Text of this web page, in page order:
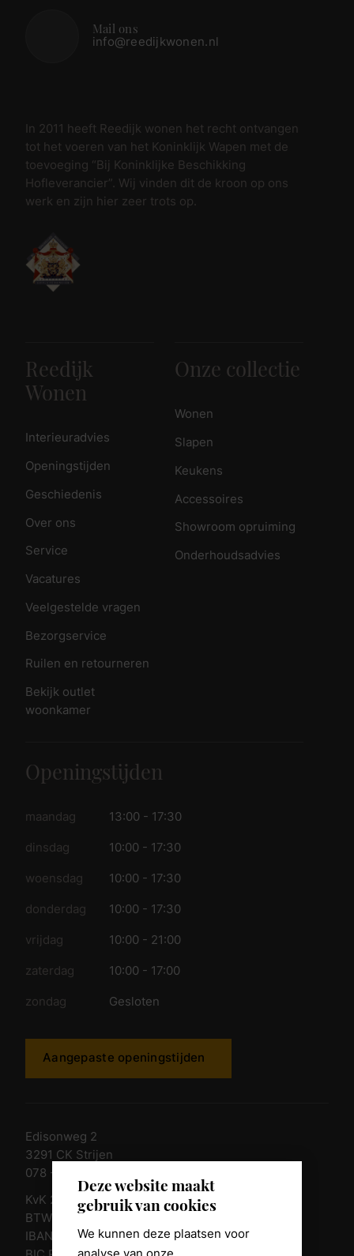
Deze website maakt
gebruik van cookies
We kunnen deze plaatsen voor
Mail ons
info@reedijkwonen.nl
In 2011 heeft Reedijk wonen het recht ontvangen
tot het voeren van het Koninklijk Wapen met de
toevoeging “Bij Koninklijke Beschikking
Hofleverancier”. Wij vinden dit de kroon op ons
werk en zijn hier zeer trots op.
Reedijk
Wonen
Interieuradvies
Openingstijden
Geschiedenis
Over ons
Service
Vacatures
Veelgestelde vragen
Bezorgservice
Ruilen en retourneren
Bekijk outlet
woonkamer
Onze collectie
Wonen
Slapen
Keukens
Accessoires
Showroom opruiming
Onderhoudsadvies
Openingstijden
maandag 13:00 - 17:30
dinsdag 10:00 - 17:30
woensdag 10:00 - 17:30
donderdag 10:00 - 17:30
vrijdag 10:00 - 21:00
zaterdag 10:00 - 17:00
zondag Gesloten
Aangepaste openingstijden
Edisonweg 2
3291 CK Strijen
078 - 674 84 85
KvK 23011135
BTW nr. NL 805098938.B.01
IBAN NL10 RABO 0361 8039 58